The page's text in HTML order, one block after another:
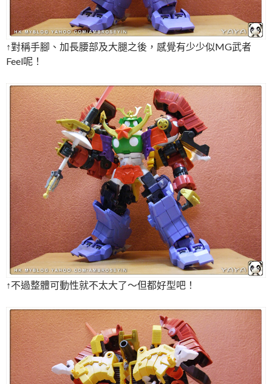
↑對稱手腳、加長腰部及大腿之後，感覺有少少似MG武者
Feel呢！
↑不過整體可動性就不太大了～但都好型吧！